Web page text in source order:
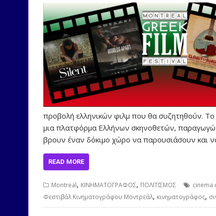
προβολή ελληνικών φιλμ που θα συζητηθούν.
μια πλατφόρμα Ελλήνων σκηνοθετών,
βρουν έναν δόκιμο χώρο να παρουσιάσουν και
READ MORE
Montreal, ΚΙΝΗΜΑΤΟΓΡΑΦΟΣ, ΠΟΛΙΤΙΣΜΟΣ cinema
Φεστιβάλ Κινηματογράφου Μοντρεάλ, κινηματογράφος,